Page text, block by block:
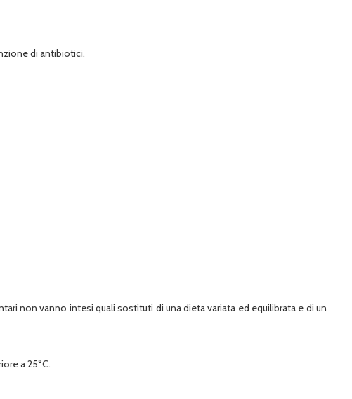
di antibiotici.
non vanno intesi quali sostituti di una dieta variata ed equilibrata e di un
a 25°C.